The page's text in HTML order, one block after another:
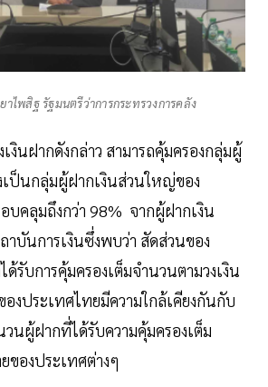
ไพสิฐ รัฐมนตรีว่าการกระทรวงการคลัง
เงินฝากดังกล่าว สามารถคุ้มครองกลุ่มผู้
เป็นกลุ่มผู้ฝากเงินส่วนใหญ่ของ
บคลุมถึงกว่า 98% จากผู้ฝากเงิน
บันการเงินซึ่งพบว่า สัดส่วนของ
รับการคุ้มครองเต็มจำนวนตามวงเงิน
งประเทศไทยมีความใกล้เคียงกันกับ
นผู้ฝากที่ได้รับความคุ้มครองเต็ม
ของประเทศต่างๆ